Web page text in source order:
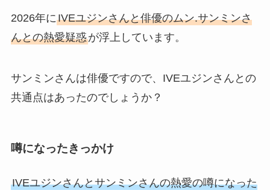
2026年にIVEユジンさんと俳優のムン.サンミンさ
んとの熱愛疑惑が浮上しています。
サンミンさんは俳優ですので、IVEユジンさんとの
共通点はあったのでしょうか？
噂になったきっかけ
IVEユジンさんとサンミンさんの熱愛の噂になった